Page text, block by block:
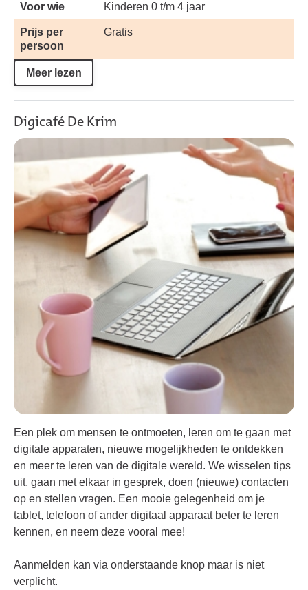
Voor wie Kinderen 0 t/m 4 jaar
Prijs per
persoon
Gratis
Meer lezen
Digicafé De Krim
Een plek om mensen te ontmoeten, leren om te gaan met
digitale apparaten, nieuwe mogelijkheden te ontdekken
en meer te leren van de digitale wereld. We wisselen tips
uit, gaan met elkaar in gesprek, doen (nieuwe) contacten
op en stellen vragen. Een mooie gelegenheid om je
tablet, telefoon of ander digitaal apparaat beter te leren
kennen, en neem deze vooral mee!
Aanmelden kan via onderstaande knop maar is niet
verplicht.